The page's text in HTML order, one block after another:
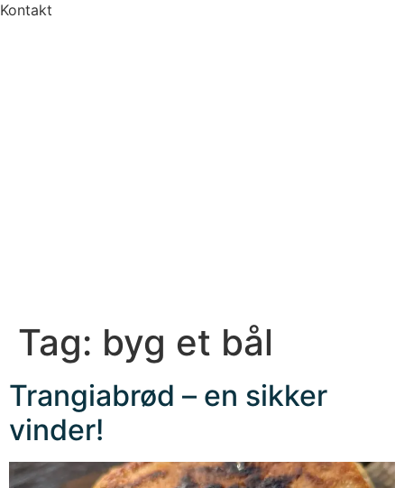
Kontakt
Tag: byg et bål
Trangiabrød – en sikker
vinder!